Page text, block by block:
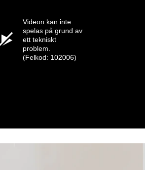
Videon kan inte
spelas på grund av
ett tekniskt
problem.
(Felkod: 102006)